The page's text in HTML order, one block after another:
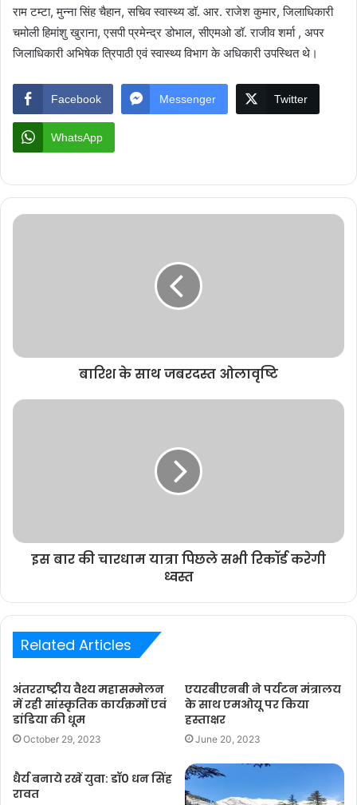
राम टम्टा, मुन्ना सिंह चैहान, सचिव स्वास्थ्य डॉ. आर. राजेश कुमार, जिलाधिकारी
चमोली हिमांशु खुराना, एसपी प्रमेन्द्र डोभाल, सीएमओ डॉ. राजीव शर्मा , अपर
जिलाधिकारी अभिषेक त्रिपाठी एवं स्वास्थ्य विभाग के अधिकारी उपस्थित थे।
Facebook Messenger Twitter
WhatsApp
बारिश के साथ जबरदस्त ओलावृष्टि
इस बार की चारधाम यात्रा पिछले सभी रिकॉर्ड करेगी
ध्वस्त
Related Articles
अंतरराष्ट्रीय वैश्य महासम्मेलन
में रही सांस्कृतिक कार्यक्रमों एवं
डांडिया की धूम
October 29, 2023
एयरबीएनबी ने पर्यटन मंत्रालय
के साथ एमओयू पर किया
हस्ताक्षर
June 20, 2023
धैर्य बनाये रखें युवा: डॉ0 धन सिंह
रावत